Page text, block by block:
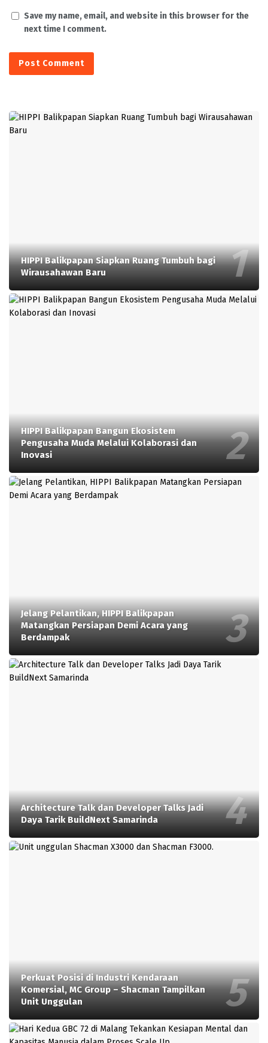
Save my name, email, and website in this browser for the
next time I comment.
HIPPI Balikpapan Siapkan Ruang Tumbuh bagi
Wirausahawan Baru
HIPPI Balikpapan Bangun Ekosistem
Pengusaha Muda Melalui Kolaborasi dan
Inovasi
Jelang Pelantikan, HIPPI Balikpapan
Matangkan Persiapan Demi Acara yang
Berdampak
Architecture Talk dan Developer Talks Jadi
Daya Tarik BuildNext Samarinda
Perkuat Posisi di Industri Kendaraan
Komersial, MC Group – Shacman Tampilkan
Unit Unggulan